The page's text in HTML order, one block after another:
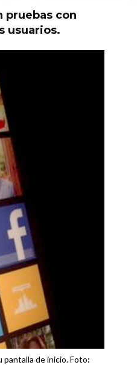
pruebas con
usuarios.
de inicio. Foto: